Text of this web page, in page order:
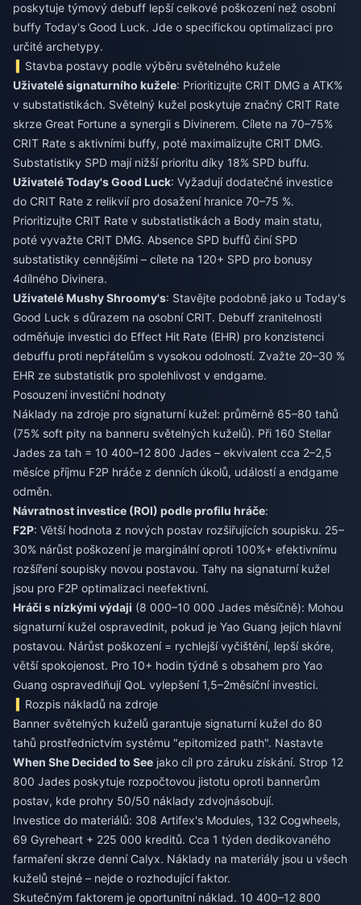
poskytuje týmový debuff lepší celkové poškození než osobní
buffy Today's Good Luck. Jde o specifickou optimalizaci pro
určité archetypy.
Stavba postavy podle výběru světelného kužele
Uživatelé signaturního kužele: Prioritizujte CRIT DMG a ATK%
v substatistikách. Světelný kužel poskytuje značný CRIT Rate
skrze Great Fortune a synergii s Divinerem. Cílete na 70–75%
CRIT Rate s aktivními buffy, poté maximalizujte CRIT DMG.
Substatistiky SPD mají nižší prioritu díky 18% SPD buffu.
Uživatelé Today's Good Luck: Vyžadují dodatečné investice
do CRIT Rate z relikvií pro dosažení hranice 70–75 %.
Prioritizujte CRIT Rate v substatistikách a Body main statu,
poté vyvažte CRIT DMG. Absence SPD buffů činí SPD
substatistiky cennějšími – cílete na 120+ SPD pro bonusy
4dílného Divinera.
Uživatelé Mushy Shroomy's: Stavějte podobně jako u Today's
Good Luck s důrazem na osobní CRIT. Debuff zranitelnosti
odměňuje investici do Effect Hit Rate (EHR) pro konzistenci
debuffu proti nepřátelům s vysokou odolností. Zvažte 20–30 %
EHR ze substatistik pro spolehlivost v endgame.
Posouzení investiční hodnoty
Náklady na zdroje pro signaturní kužel: průměrně 65–80 tahů
(75% soft pity na banneru světelných kuželů). Při 160 Stellar
Jades za tah = 10 400–12 800 Jades – ekvivalent cca 2–2,5
měsíce příjmu F2P hráče z denních úkolů, událostí a endgame
odměn.
Návratnost investice (ROI) podle profilu hráče:
F2P: Větší hodnota z nových postav rozšiřujících soupisku. 25–
30% nárůst poškození je marginální oproti 100%+ efektivnímu
rozšíření soupisky novou postavou. Tahy na signaturní kužel
jsou pro F2P optimalizaci neefektivní.
Hráči s nízkými výdaji (8 000–10 000 Jades měsíčně): Mohou
signaturní kužel ospravedlnit, pokud je Yao Guang jejich hlavní
postavou. Nárůst poškození = rychlejší vyčištění, lepší skóre,
větší spokojenost. Pro 10+ hodin týdně s obsahem pro Yao
Guang ospravedlňují QoL vylepšení 1,5–2měsíční investici.
Rozpis nákladů na zdroje
Banner světelných kuželů garantuje signaturní kužel do 80
tahů prostřednictvím systému "epitomized path". Nastavte
When She Decided to See jako cíl pro záruku získání. Strop 12
800 Jades poskytuje rozpočtovou jistotu oproti bannerům
postav, kde prohry 50/50 náklady zdvojnásobují.
Investice do materiálů: 308 Artifex's Modules, 132 Cogwheels,
69 Gyreheart + 225 000 kreditů. Cca 1 týden dedikovaného
farmaření skrze denní Calyx. Náklady na materiály jsou u všech
kuželů stejné – nejde o rozhodující faktor.
Skutečným faktorem je oportunitní náklad. 10 400–12 800